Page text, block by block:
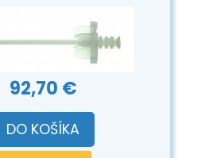
92,70 €
DO KOŠÍKA